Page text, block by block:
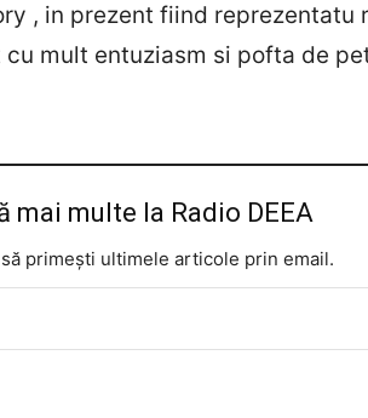
, in prezent fiind
mult entuziasm si pofta de
mai multe la Radio DEEA
primești ultimele articole prin email.